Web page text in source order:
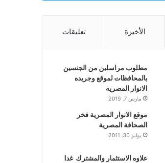
الأخيرة تعليقات
مطلوب مراسلين من الجنسين
بالمحافظات لموقع وجريده
الانوار المصريه
مارس 7, 2019
موقع الانوار المصرية فخر
الصحافة المصرية
يوليو 30, 2011
علاوه الاستثمار والمشترك غدا